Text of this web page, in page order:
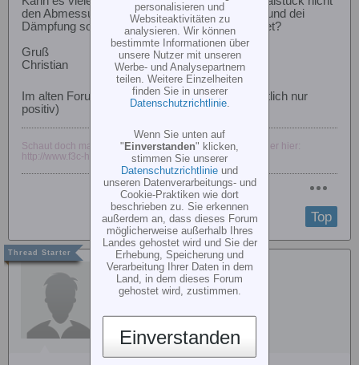
den Abmessungen des Kunstoffteils entspricht und dei
Dämpfung so nicht im geplanten Bereich arbeitet?
Gruß
Christian
Im alten Forum als KULI aufgefallen
(hoffentlich nur
positiv)
Schaut doch mal vorbei: www.mfc-langenhagen.de [br]oder hier:
http://www.f3c-heli.de
Top
Gast
personalisieren und
Websiteaktivitäten zu
analysieren. Wir können
bestimmte Informationen über
unsere Nutzer mit unseren
Werbe- und Analysepartnern
teilen. Weitere Einzelheiten
finden Sie in unserer
Datenschutzrichtlinie.
Wenn Sie unten auf
" Einverstanden" klicken,
stimmen Sie unserer
Datenschutzrichtlinie und
unseren Datenverarbeitungs- und
Cookie-Praktiken wie dort
beschrieben zu. Sie erkennen
außerdem an, dass dieses Forum
möglicherweise außerhalb Ihres
Landes gehostet wird und Sie der
Erhebung, Speicherung und
Verarbeitung Ihrer Daten in dem
Land, in dem dieses Forum
gehostet wird, zustimmen.
Einverstanden